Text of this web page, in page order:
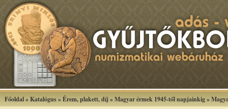
Főoldal»Katalógus»Érem, plakett, díj »Magyar érmek 1945-től napjainkig»